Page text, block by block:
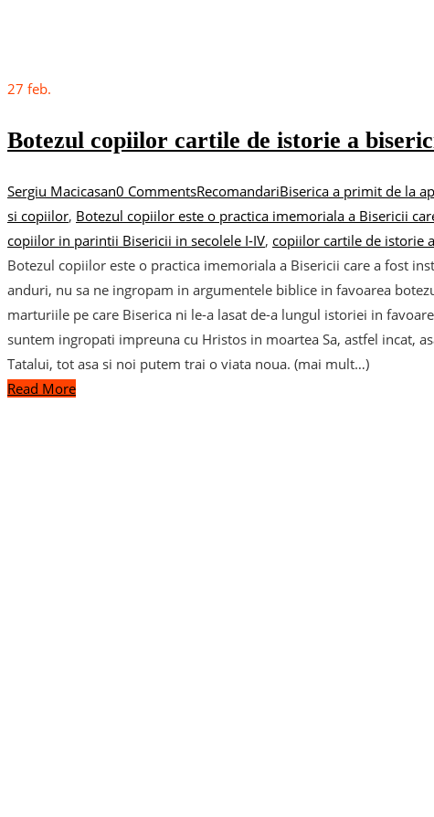
27 feb.
Botezul copiilor cartile de istorie a
Sergiu Macicasan0 CommentsRecomandariBiserica a primit de la
si copiilor, Botezul copiilor este o practica imemoriala a Bisericii
copiilor in parintii Bisericii in secolele I-IV, copiilor cartile de istorie
Botezul copiilor este o practica imemoriala a Bisericii care a fost
anduri, nu sa ne ingropam in argumentele biblice in favoarea
marturiile pe care Biserica ni le-a lasat de-a lungul istoriei in
suntem ingropati impreuna cu Hristos in moartea Sa, astfel incat,
Tatalui, tot asa si noi putem trai o viata noua. (mai mult…)
Read More